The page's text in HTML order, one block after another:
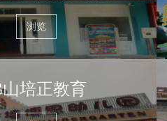
浏览
培正教育